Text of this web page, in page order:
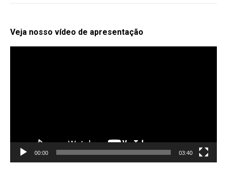
Veja nosso vídeo de apresentação
00:00 03:40